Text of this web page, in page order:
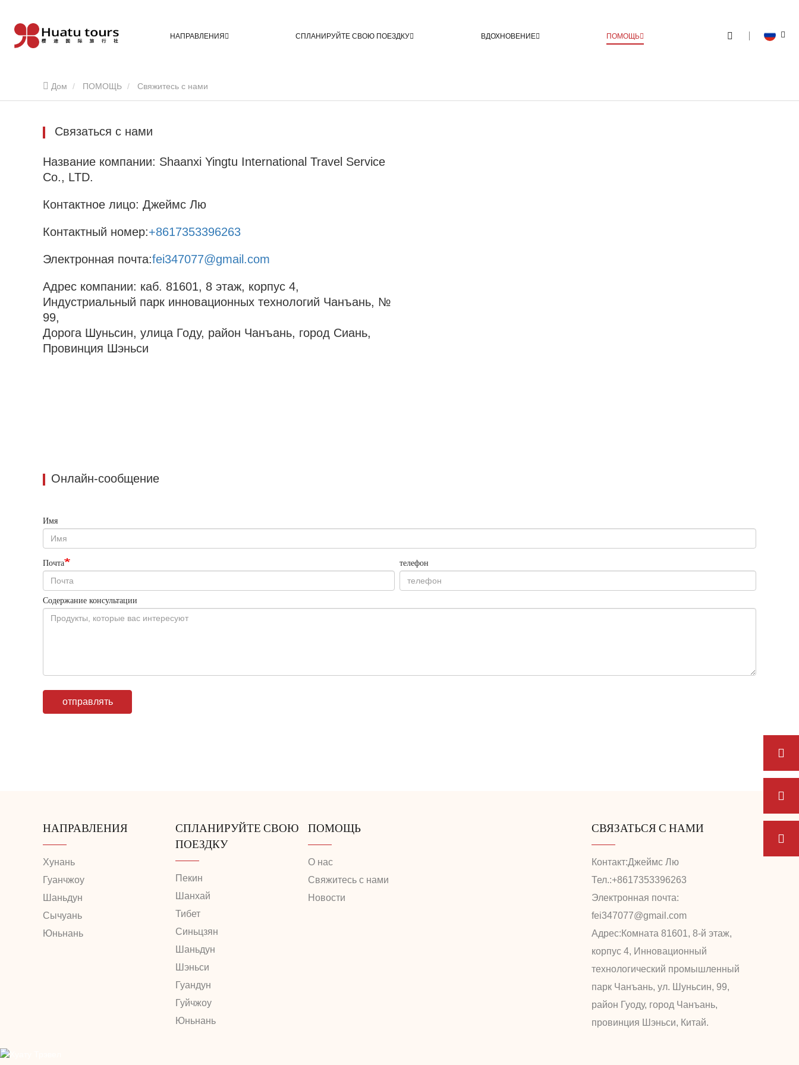
НАПРАВЛЕНИЯ СПЛАНИРУЙТЕ СВОЮ ПОЕЗДКУ ВДОХНОВЕНИЕ ПОМОЩЬ
Дом ПОМОЩЬ Свяжитесь с нами
Связаться с нами
Название компании: Shaanxi Yingtu International Travel Service
Co., LTD.
Контактное лицо: Джеймс Лю
Контактный номер:+8617353396263
Электронная почта:fei347077@gmail.com
Адрес компании: каб. 81601, 8 этаж, корпус 4,
Индустриальный парк инновационных технологий Чанъань, №
99,
Дорога Шуньсин, улица Году, район Чанъань, город Сиань,
Провинция Шэньси
Онлайн-сообщение
Имя
Почта телефон
Содержание консультации
отправлять
НАПРАВЛЕНИЯ
Хунань
Гуанчжоу
Шаньдун
Сычуань
Юньнань
СПЛАНИРУЙТЕ СВОЮ
ПОЕЗДКУ
Пекин
Шанхай
Тибет
Синьцзян
Шаньдун
Шэньси
Гуандун
Гуйчжоу
Юньнань
ПОМОЩЬ
О нас
Свяжитесь с нами
Новости
СВЯЗАТЬСЯ С НАМИ
Контакт:Джеймс Лю
Тел.:+8617353396263
Электронная почта:
fei347077@gmail.com
Адрес: Комната 81601, 8-й этаж,
корпус 4, Инновационный
технологический промышленный
парк Чанъань, ул. Шуньсин, 99,
район Гуоду, город Чанъань,
провинция Шэньси, Китай.